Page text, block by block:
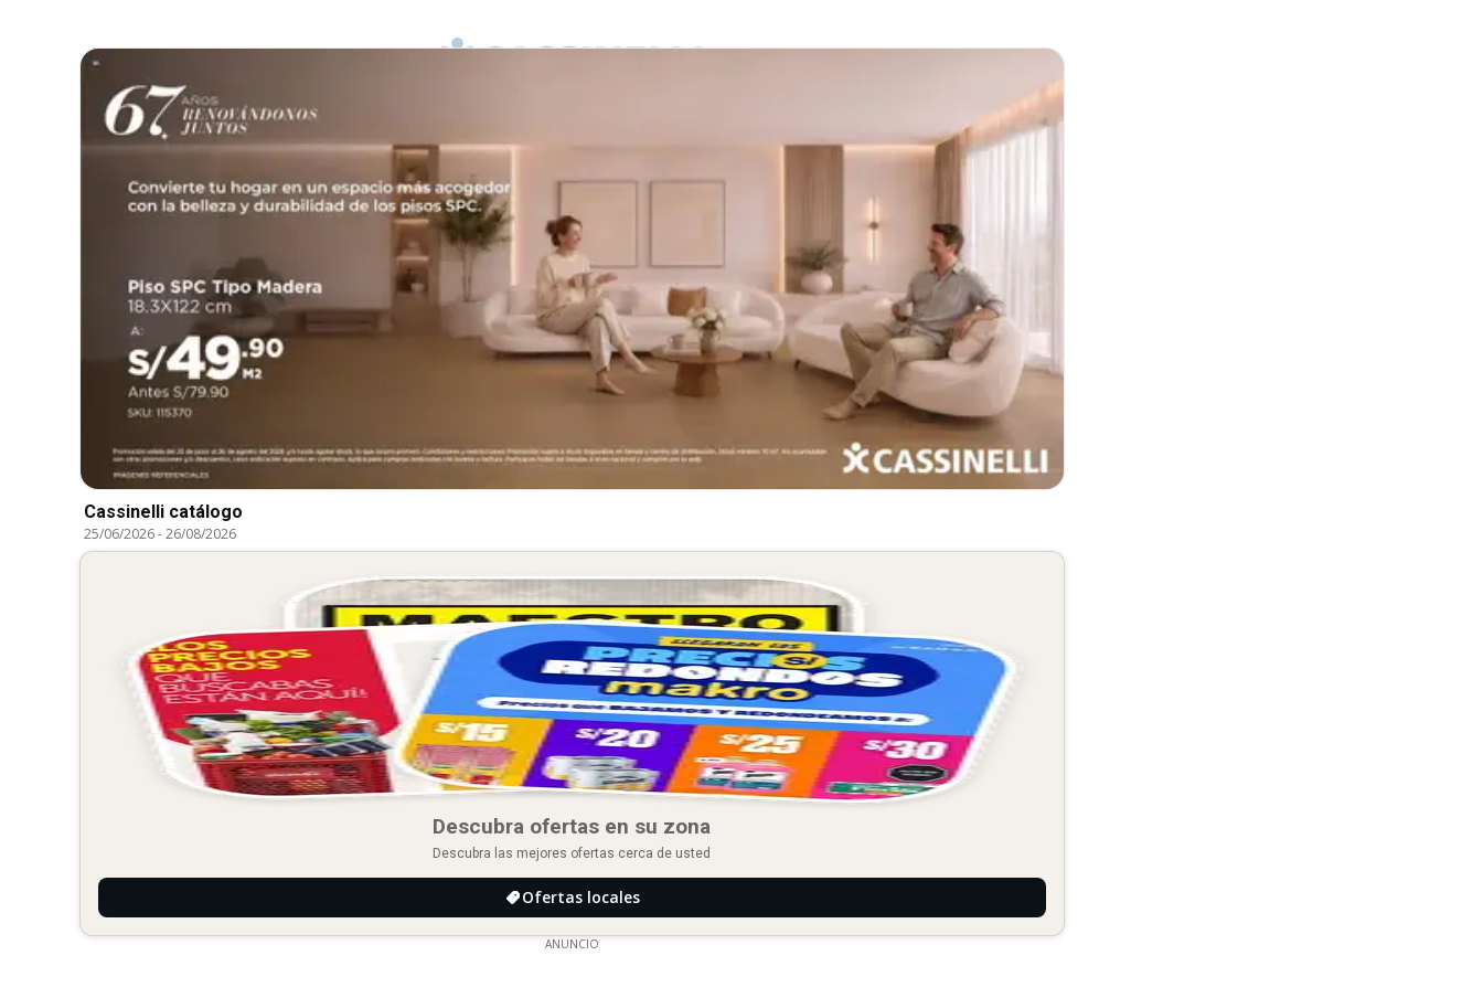
Cassinelli catálogo
25/06/2026-26/08/2026
Descubra ofertas en su zona
Descubra las mejores ofertas cerca de usted
Ofertas locales
ANUNCIO